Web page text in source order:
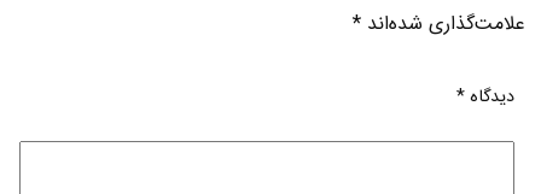
علامت‌گذاری شده‌اند*
دیدگاه*